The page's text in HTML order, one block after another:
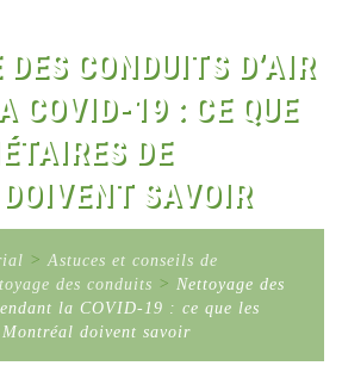
DES CONDUITS D’AIR
COVID-19 : CE QUE
DE
SAVOIR
>Astuces et conseils de
des conduits > Nettoyage des
la COVID-19 : ce que les
doivent savoir